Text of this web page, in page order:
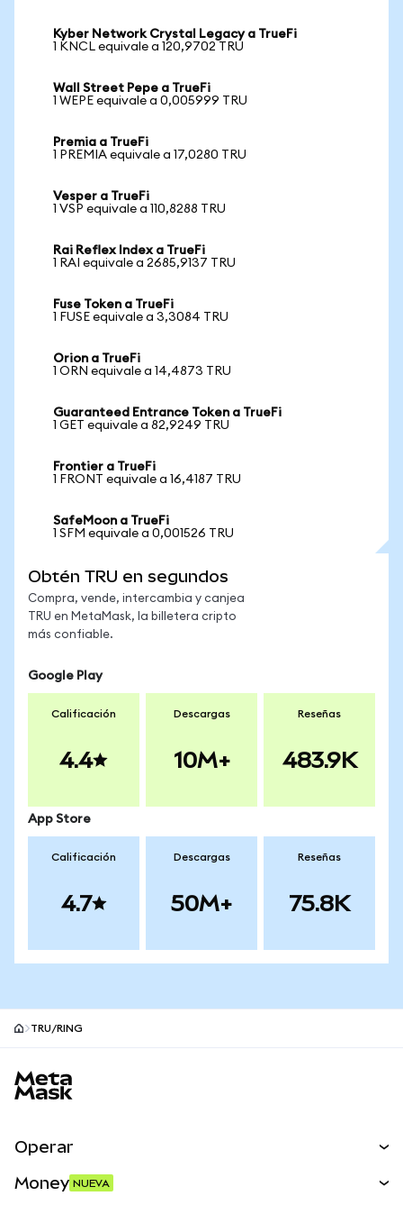
Kyber Network Crystal Legacy a TrueFi
1 KNCL equivale a 120,9702 TRU
Wall Street Pepe a TrueFi
1 WEPE equivale a 0,005999 TRU
Premia a TrueFi
1 PREMIA equivale a 17,0280 TRU
Vesper a TrueFi
1 VSP equivale a 110,8288 TRU
Rai Reflex Index a TrueFi
1 RAI equivale a 2685,9137 TRU
Fuse Token a TrueFi
1 FUSE equivale a 3,3084 TRU
Orion a TrueFi
1 ORN equivale a 14,4873 TRU
Guaranteed Entrance Token a TrueFi
1 GET equivale a 82,9249 TRU
Frontier a TrueFi
1 FRONT equivale a 16,4187 TRU
SafeMoon a TrueFi
1 SFM equivale a 0,001526 TRU
Obtén TRU en segundos
Compra, vende, intercambia y canjea
TRU en MetaMask, la billetera cripto
más confiable.
Google Play
Calificación
4.4
Descargas
10M+
Reseñas
483.9K
App Store
Calificación
4.7
Descargas
50M+
Reseñas
75.8K
TRU/RING
Operar
Money NUEVA